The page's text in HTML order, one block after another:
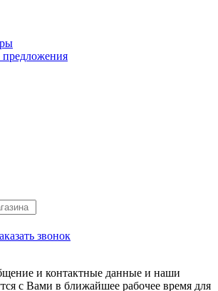
звонок
и контактные данные и наши
с Вами в ближайшее рабочее время для